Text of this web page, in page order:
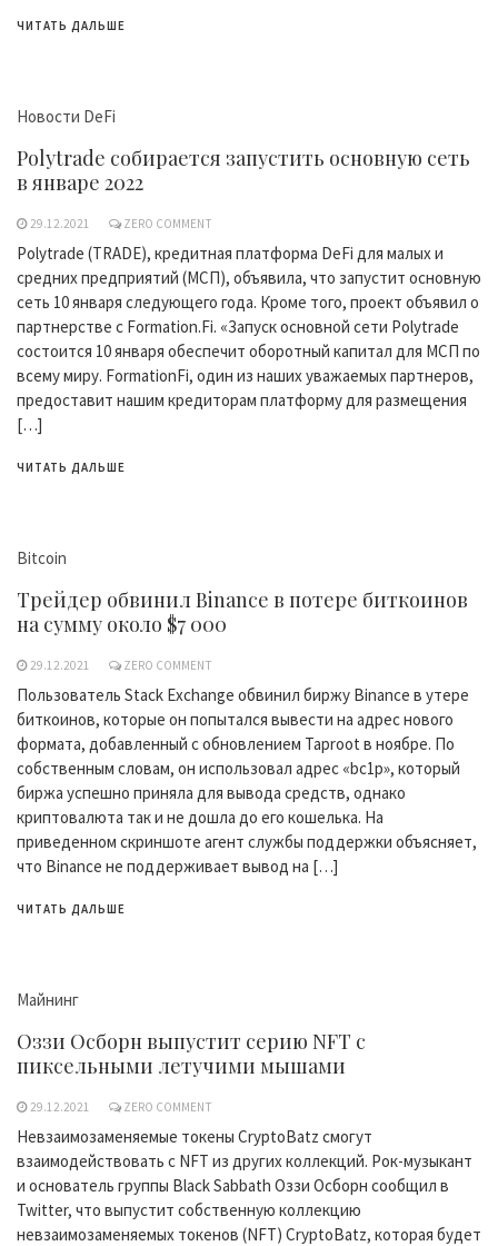
ЧИТАТЬ ДАЛЬШЕ
Новости DeFi
Polytrade собирается запустить основную сеть
в январе 2022
29.12.2021 ZERO COMMENT
Polytrade (TRADE), кредитная платформа DeFi для малых и
средних предприятий (МСП), объявила, что запустит основную
сеть 10 января следующего года. Кроме того, проект объявил о
партнерстве с Formation.Fi. «Запуск основной сети Polytrade
состоится 10 января обеспечит оборотный капитал для МСП по
всему миру. FormationFi, один из наших уважаемых партнеров,
предоставит нашим кредиторам платформу для размещения
[…]
ЧИТАТЬ ДАЛЬШЕ
Bitcoin
Трейдер обвинил Binance в потере биткоинов
на сумму около $7 000
29.12.2021 ZERO COMMENT
Пользователь Stack Exchange обвинил биржу Binance в утере
биткоинов, которые он попытался вывести на адрес нового
формата, добавленный с обновлением Taproot в ноябре. По
собственным словам, он использовал адрес «bc1p», который
биржа успешно приняла для вывода средств, однако
криптовалюта так и не дошла до его кошелька. На
приведенном скриншоте агент службы поддержки объясняет,
что Binance не поддерживает вывод на […]
ЧИТАТЬ ДАЛЬШЕ
Майнинг
Оззи Осборн выпустит серию NFT с
пиксельными летучими мышами
29.12.2021 ZERO COMMENT
Невзаимозаменяемые токены CryptoBatz смогут
взаимодействовать с NFT из других коллекций. Рок-музыкант
и основатель группы Black Sabbath Оззи Осборн сообщил в
Twitter, что выпустит собственную коллекцию
невзаимозаменяемых токенов (NFT) CryptoBatz, которая будет